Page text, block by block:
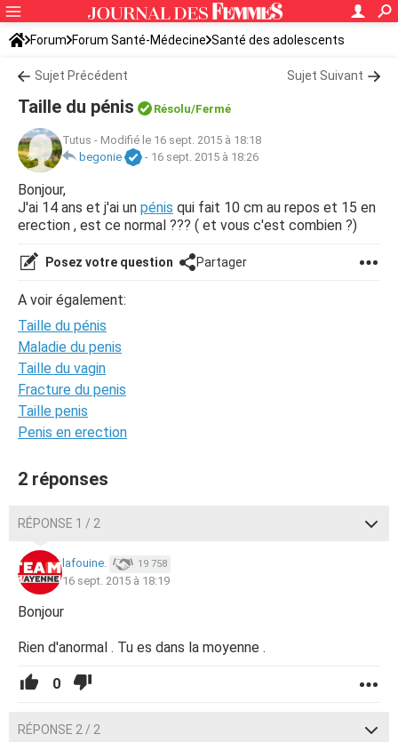
Forum Forum Santé-Médecine Santé des adolescents
Sujet Précédent Sujet Suivant
Taille du pénis Résolu/Fermé
Tutus - Modifié le 16 sept. 2015 à 18:18
begonie
- 16 sept. 2015 à 18:26
Bonjour,
J'ai 14 ans et j'ai un pénis qui fait 10 cm au repos et 15 en
erection , est ce normal ??? ( et vous c'est combien ?)
Posez votre question Partager
A voir également:
Taille du pénis
Maladie du penis
Taille du vagin
Fracture du penis
Taille penis
Penis en erection
2 réponses
RÉPONSE 1 / 2
lafouine. 19 758
16 sept. 2015 à 18:19
Bonjour
Rien d'anormal . Tu es dans la moyenne .
0
RÉPONSE 2 / 2